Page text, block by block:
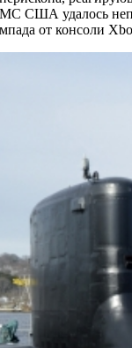
США удалось
от консоли